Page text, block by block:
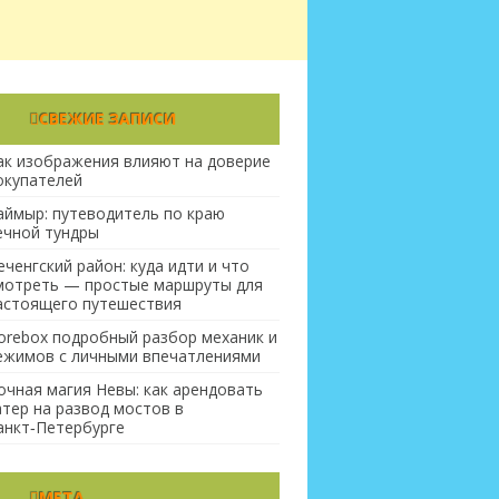
СВЕЖИЕ ЗАПИСИ
изображения влияют на доверие
путеводитель по краю
тундры
район: куда идти и что
— простые маршруты для
путешествия
подробный разбор механик и
с личными впечатлениями
магия Невы: как арендовать
на развод мостов в